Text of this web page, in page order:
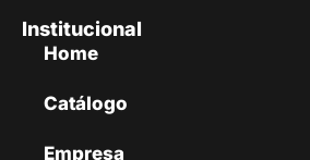
Institucional
Home
Catálogo
Empresa